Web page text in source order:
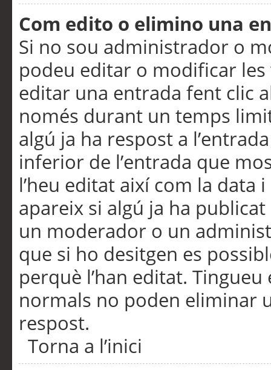
Com edito o elimino una
Si no sou administrador o
podeu editar o modificar
editar una entrada fent clic
només durant un temps
algú ja ha respost a
inferior de l’entrada que
l’heu editat així com la data
apareix si algú ja ha
un moderador o un
que si ho desitgen es
perquè l’han editat.
normals no poden eliminar
respost.
Torna a l’inici